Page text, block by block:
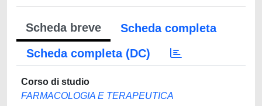
Scheda breve
Scheda completa
Scheda completa (DC)
Corso di studio
FARMACOLOGIA E TERAPEUTICA